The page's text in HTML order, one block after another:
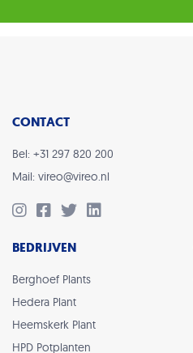
CONTACT
Bel: +31 297 820 200
Mail: vireo@vireo.nl
BEDRIJVEN
Berghoef Plants
Hedera Plant
Heemskerk Plant
HPD Potplanten